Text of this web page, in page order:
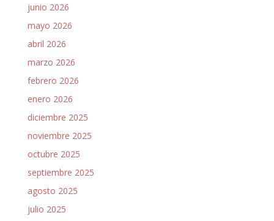
junio 2026
mayo 2026
abril 2026
marzo 2026
febrero 2026
enero 2026
diciembre 2025
noviembre 2025
octubre 2025
septiembre 2025
agosto 2025
julio 2025